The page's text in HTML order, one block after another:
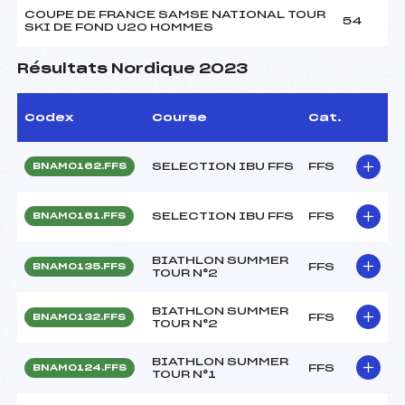
COUPE DE FRANCE SAMSE NATIONAL TOUR
SKI DE FOND U20 HOMMES
54
Résultats Nordique 2023
Codex Course Cat.
BNAM0162.FFS SELECTION IBU FFS FFS
BNAM0161.FFS SELECTION IBU FFS FFS
BNAM0135.FFS
BIATHLON SUMMER
TOUR N°2
FFS
BNAM0132.FFS
BIATHLON SUMMER
TOUR N°2
FFS
BNAM0124.FFS
BIATHLON SUMMER
TOUR N°1
FFS